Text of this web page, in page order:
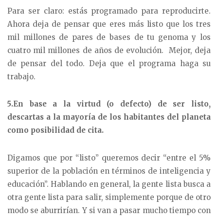
Para ser claro: estás programado para reproducirte.
Ahora deja de pensar que eres más listo que los tres
mil millones de pares de bases de tu genoma y los
cuatro mil millones de años de evolución. Mejor, deja
de pensar del todo. Deja que el programa haga su
trabajo.
5.En base a la virtud (o defecto) de ser listo,
descartas a la mayoría de los habitantes del planeta
como posibilidad de cita.
Digamos que por “listo” queremos decir “entre el 5%
superior de la población en términos de inteligencia y
educación”. Hablando en general, la gente lista busca a
otra gente lista para salir, simplemente porque de otro
modo se aburrirían. Y si van a pasar mucho tiempo con